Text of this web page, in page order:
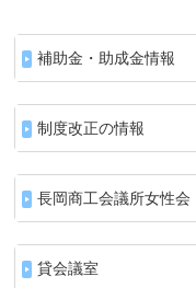
補助金・助成金情報
制度改正の情報
長岡商工会議所女性会
貸会議室